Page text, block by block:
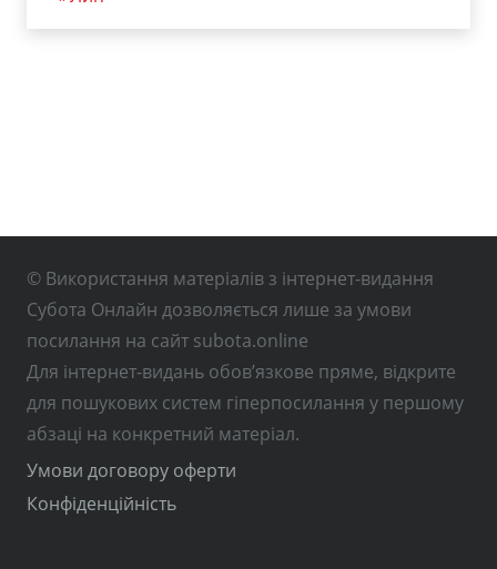
© Використання матеріалів з інтернет-видання
Субота Онлайн дозволяється лише за умови
посилання на сайт subota.online
Для інтернет-видань обов’язкове пряме, відкрите
для пошукових систем гіперпосилання у першому
абзаці на конкретний матеріал.
Умови договору оферти
Конфіденційність